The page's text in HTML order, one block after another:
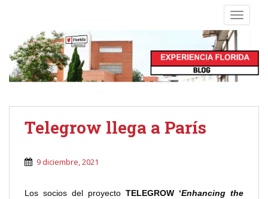
Telegrow llega a París
9 diciembre, 2021
Los socios del proyecto TELEGROW ‘Enhancing the